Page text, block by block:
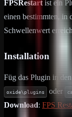
FPSRestart ist ein
einen bestimmten, in
Schwellenwert
Installation
Füg das Plugin in
oxide\plugins oder
Download: FPS